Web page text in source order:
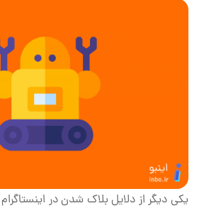
یکی دیگر از دلایل بلاک شدن در